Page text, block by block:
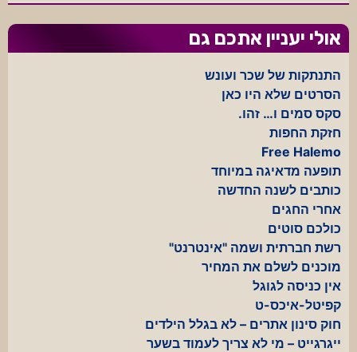
אולי יעניין אתכם גם
התנתקות של שכר ועונש
הסרטים שלא היו כאן
סקס סמים ו… זהו.
חזקת החפות
Free Halemo
תופעה מדאיגה במיוחד
כותבים לשנה החדשה
אחרי החגים
כולכם סוטים
רשת חברתית ושמה "אינטרנט"
מוכנים לשלם את המחיר
אין כניסה לגוגל
קפיטל-איכס-ט
חוק סינון אתרים – לא בגלל הילדים
ייגרגייט – מי לא צריך לעמוד בשער